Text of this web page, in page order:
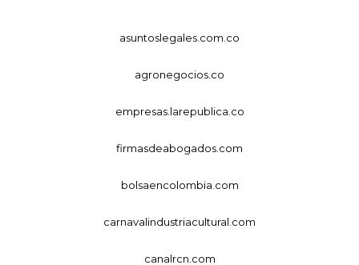
asuntoslegales.com.co
agronegocios.co
empresas.larepublica.co
firmasdeabogados.com
bolsaencolombia.com
carnavalindustriacultural.com
canalrcn.com